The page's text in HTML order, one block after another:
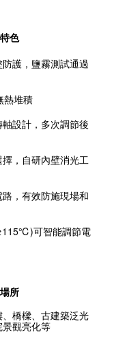
色
護，鹽霧測試通過
熱堆積
設計，多次調節後
，自研內壁消光工
，有效防施現場和
可智能調節電
所
橋樑、古建築泛光
觀亮化等